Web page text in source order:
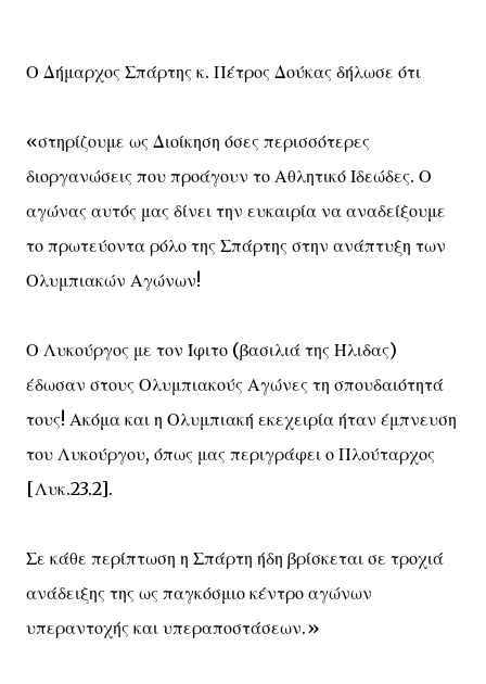
Ο Δήμαρχος Σπάρτης κ. Πέτρος Δούκας δήλωσε ότι
«στηρίζουμε ως Διοίκηση όσες περισσότερες
διοργανώσεις που προάγουν το Αθλητικό Ιδεώδες. Ο
αγώνας αυτός μας δίνει την ευκαιρία να αναδείξουμε
το πρωτεύοντα ρόλο της Σπάρτης στην ανάπτυξη των
Ολυμπιακών Αγώνων!
Ο Λυκούργος με τον Ίφιτο (βασιλιά της Ήλιδας)
έδωσαν στους Ολυμπιακούς Αγώνες τη σπουδαιότητά
τους! Ακόμα και η Ολυμπιακή εκεχειρία ήταν έμπνευση
του Λυκούργου, όπως μας περιγράφει ο Πλούταρχος
[Λυκ.23.2].
Σε κάθε περίπτωση η Σπάρτη ήδη βρίσκεται σε τροχιά
ανάδειξης της ως παγκόσμιο κέντρο αγώνων
υπεραντοχής και υπεραποστάσεων.»